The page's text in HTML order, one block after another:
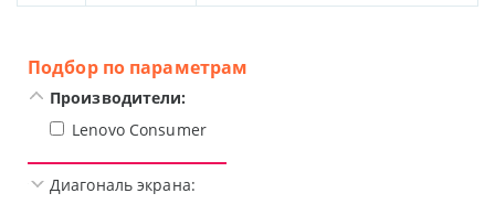
Подбор по параметрам
Производители:
Lenovo Consumer
Диагональ экрана: